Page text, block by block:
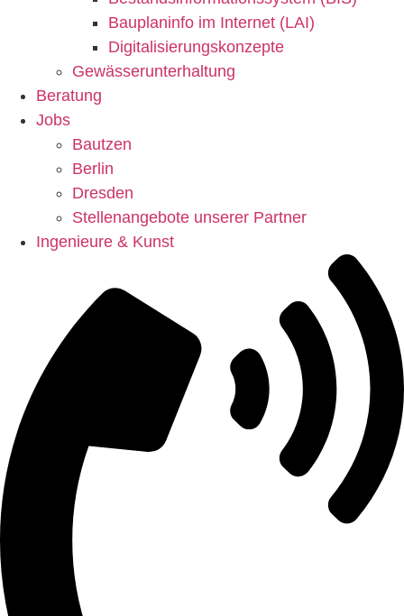
Bauplaninfo im Internet (LAI)
Digitalisierungskonzepte
Gewässerunterhaltung
Beratung
Jobs
Bautzen
Berlin
Dresden
Stellenangebote unserer Partner
Ingenieure & Kunst